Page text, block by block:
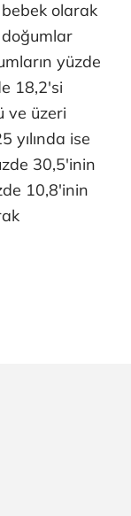
olarak
doğumlar
yüzde
18,2'si
ve üzeri
yılında ise
30,5'inin
10,8'inin